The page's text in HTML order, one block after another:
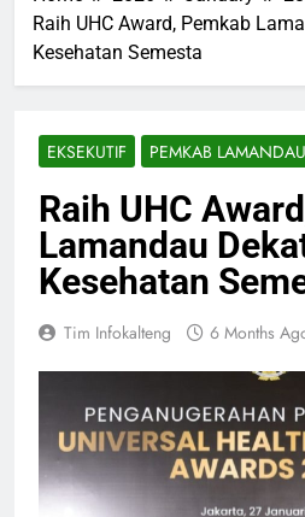
Raih UHC Award, Pemkab
Kesehatan Semesta
EKSEKUTIF PEMKAB LAMANDAU
Raih UHC
Lamandau
Kesehatan
Tim Infokalteng 6 Months